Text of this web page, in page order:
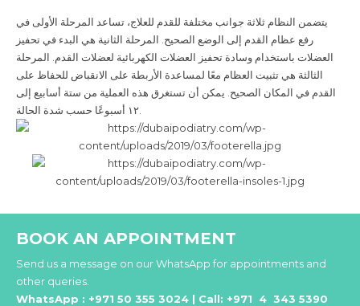
يتضمن النظام ثلاثة جوانب مختلفة للقدم للعلاج، تساعد المرحلة الأولى في
رفع عظام القدم إلى الوضع الصحيح. المرحلة الثانية هي البدء في تحفيز
العضلات باستخدام وسادة تحفيز العضلات الكهربائية لعضلات القدم. المرحلة
الثالثة هي تثبيت العظام معًا لمساعدة الأربطة على الانقباض للحفاظ على
القدم في المكان الصحيح. يمكن أن تستغرق هذه العملية من ستة أسابيع إلى
١٢ أسبوعًا حسب شدة الحالة
BOOK AN APPOINTMENT
Send us a message on our WhatsApp for appointments and
other queries.
WhatsApp : +971 50 355 3024 | Call: +971 4 343 5390